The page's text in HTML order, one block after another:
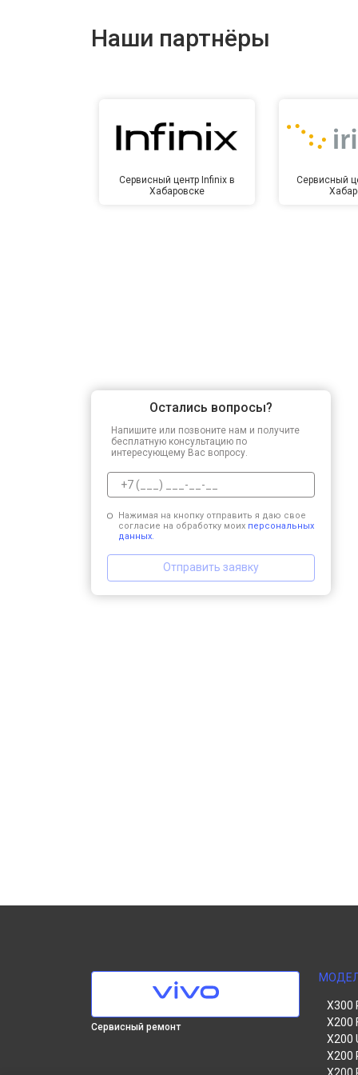
Наши партнёры
Сервисный центр Infinix в
Хабаровске
Сервисный
Остались вопросы?
Напишите или позвоните нам и получите
бесплатную консультацию по
интересующему Вас вопросу.
Нажимая на кнопку отправить я даю свое
согласие на обработку моих персональных
данных.
Отправить заявку
Сервисный ремонт
X300
X200
X200
X200